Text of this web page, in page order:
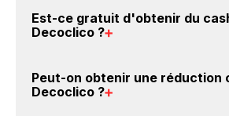
Est-ce gratuit d'obtenir du
Decoclico ?
compte gratuitement pour cumuler
Peut-on obtenir une réduction
Decoclico ?